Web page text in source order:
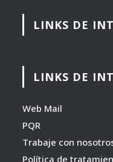
LINKS DE
LINKS DE
Web Mail
PQR
Trabaje con
Política de